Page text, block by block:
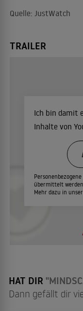
Quelle: JustWatch
TRAILER
Ich bin damit
Inhalte von
übermittelt werden.
Mehr dazu in
HAT DIR
Dann gefällt dir